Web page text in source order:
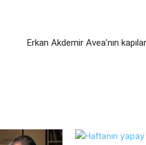
Erkan Akdemir Avea’nın